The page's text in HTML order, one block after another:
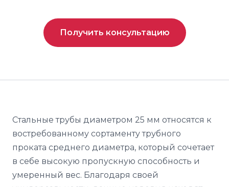
Получить консультацию
Стальные трубы диаметром 25 мм относятся к
востребованному сортаменту трубного
проката среднего диаметра, который сочетает
в себе высокую пропускную способность и
умеренный вес. Благодаря своей